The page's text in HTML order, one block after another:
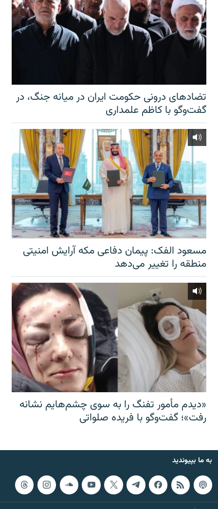
تضادهای درونی حکومت ایران در میانه جنگ، در
گفت‌‌وگو با کاظم علمداری
مسعود الفک: پیمان دفاعی مکه آرایش امنیتی
منطقه را تغییر می‌دهد
«دیدم مأمور تفنگ را به سوی چشم‌هایم نشانه
رفت»؛ گفت‌و‌گو با فریده صلواتی
به ما بپیوندید